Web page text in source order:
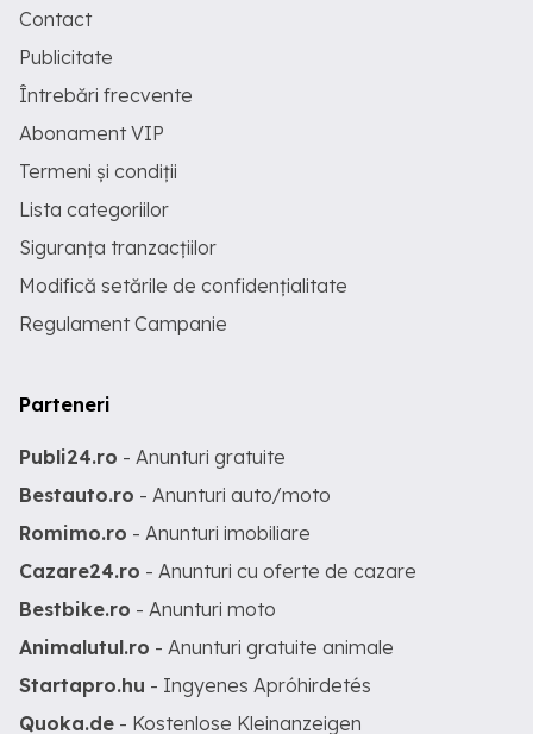
Contact
Publicitate
Întrebări frecvente
Abonament VIP
Termeni și condiții
Lista categoriilor
Siguranța tranzacțiilor
Modifică setările de confidențialitate
Regulament Campanie
Parteneri
Publi24.ro - Anunturi gratuite
Bestauto.ro - Anunturi auto/moto
Romimo.ro - Anunturi imobiliare
Cazare24.ro - Anunturi cu oferte de cazare
Bestbike.ro - Anunturi moto
Animalutul.ro - Anunturi gratuite animale
Startapro.hu - Ingyenes Apróhirdetés
Quoka.de - Kostenlose Kleinanzeigen